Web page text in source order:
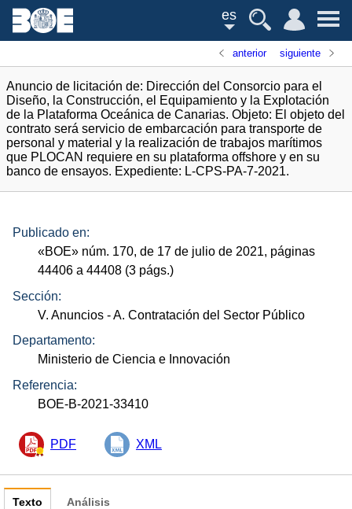
es
anterior siguiente
Anuncio de licitación de: Dirección del Consorcio para el
Diseño, la Construcción, el Equipamiento y la Explotación
de la Plataforma Oceánica de Canarias. Objeto: El objeto del
contrato será servicio de embarcación para transporte de
personal y material y la realización de trabajos marítimos
que PLOCAN requiere en su plataforma offshore y en su
banco de ensayos. Expediente: L-CPS-PA-7-2021.
Publicado en:
«BOE» núm. 170, de 17 de julio de 2021, páginas
44406 a 44408 (3 págs.)
Sección:
V. Anuncios - A. Contratación del Sector Público
Departamento:
Ministerio de Ciencia e Innovación
Referencia:
BOE-B-2021-33410
PDF XML
Texto Análisis